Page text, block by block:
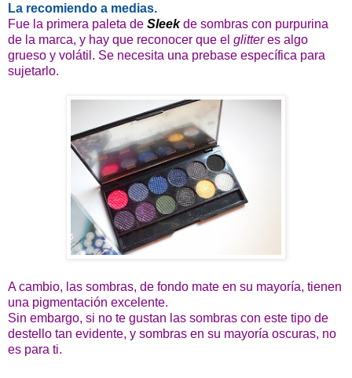
La recomiendo a medias.
Fue la primera paleta de Sleekde sombras con purpurina
de la marca, y hay que reconocer que el glitteres algo
grueso y volátil. Se necesita una prebase específica para
sujetarlo.
A cambio, las sombras, de fondo mate en su mayoría, tienen
una pigmentación excelente.
Sin embargo, si no te gustan las sombras con este tipo de
destello tan evidente, y sombras en su mayoría oscuras, no
es para ti.